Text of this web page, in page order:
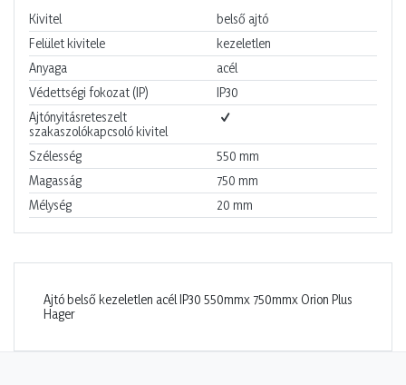
Kivitel
belső ajtó
Felület kivitele
kezeletlen
Anyaga
acél
Védettségi fokozat (IP)
IP30
Ajtónyitásreteszelt
szakaszolókapcsoló kivitel
Szélesség
550 mm
Magasság
750 mm
Mélység
20 mm
Ajtó belső kezeletlen acél IP30 550mmx 750mmx Orion Plus
Hager